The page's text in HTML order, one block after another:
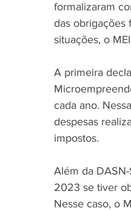
formalizaram
das obrigações
situações, o
A primeira
cada ano.
despesas
impostos.
Além da
2023 se tiver
Nesse caso, o